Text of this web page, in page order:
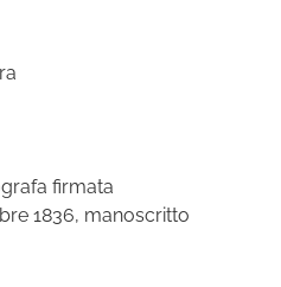
firmata
1836, manoscritto